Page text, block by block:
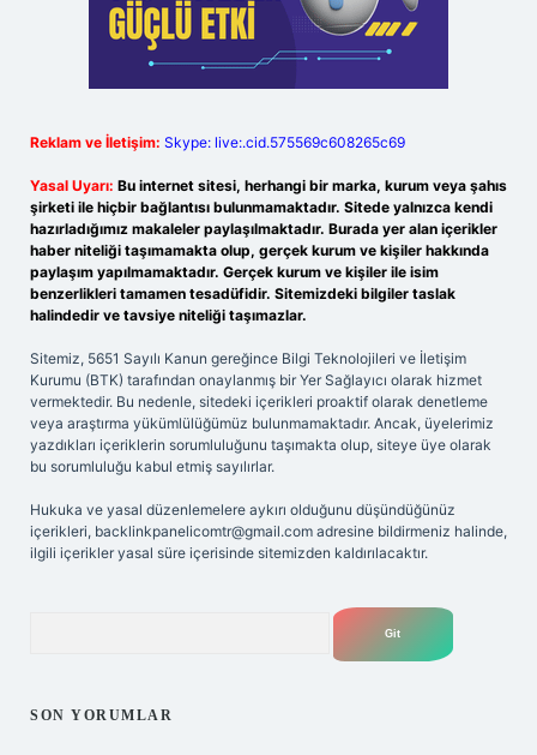
Reklam ve İletişim: Skype: live:.cid.575569c608265c69
Yasal Uyarı: Bu internet sitesi, herhangi bir marka, kurum veya şahıs
şirketi ile hiçbir bağlantısı bulunmamaktadır. Sitede yalnızca kendi
hazırladığımız makaleler paylaşılmaktadır. Burada yer alan içerikler
haber niteliği taşımamakta olup, gerçek kurum ve kişiler hakkında
paylaşım yapılmamaktadır. Gerçek kurum ve kişiler ile isim
benzerlikleri tamamen tesadüfidir. Sitemizdeki bilgiler taslak
halindedir ve tavsiye niteliği taşımazlar.
Sitemiz, 5651 Sayılı Kanun gereğince Bilgi Teknolojileri ve İletişim
Kurumu (BTK) tarafından onaylanmış bir Yer Sağlayıcı olarak hizmet
vermektedir. Bu nedenle, sitedeki içerikleri proaktif olarak denetleme
veya araştırma yükümlülüğümüz bulunmamaktadır. Ancak, üyelerimiz
yazdıkları içeriklerin sorumluluğunu taşımakta olup, siteye üye olarak
bu sorumluluğu kabul etmiş sayılırlar.
Hukuka ve yasal düzenlemelere aykırı olduğunu düşündüğünüz
içerikleri, backlinkpanelicomtr@gmail.com adresine bildirmeniz halinde,
ilgili içerikler yasal süre içerisinde sitemizden kaldırılacaktır.
SON YORUMLAR